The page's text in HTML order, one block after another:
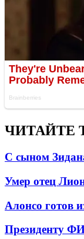
ЧИТАЙТЕ
С сыном
Умер отец
Алонсо готов
Президенту